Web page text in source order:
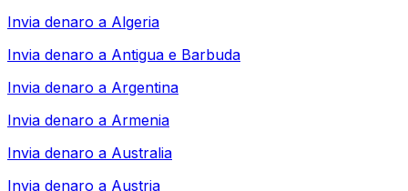
Invia denaro a Algeria
Invia denaro a Antigua e Barbuda
Invia denaro a Argentina
Invia denaro a Armenia
Invia denaro a Australia
Invia denaro a Austria